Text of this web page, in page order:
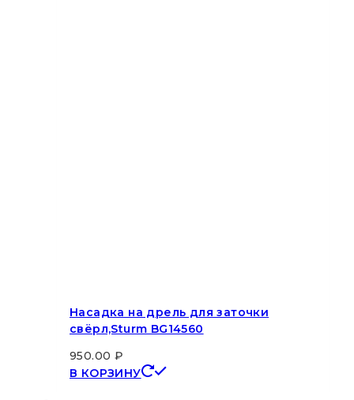
Насадка на дрель для заточки
свёрл,Sturm BG14560
950.00 ₽
В КОРЗИНУ